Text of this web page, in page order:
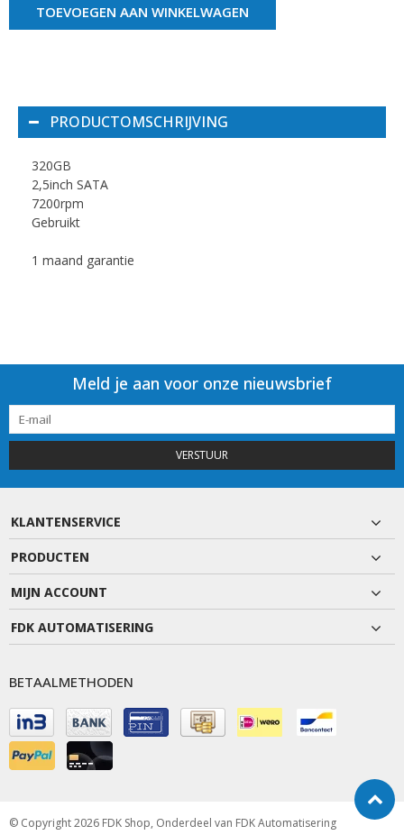
TOEVOEGEN AAN WINKELWAGEN
PRODUCTOMSCHRIJVING
320GB
2,5inch SATA
7200rpm
Gebruikt
1 maand garantie
Meld je aan voor onze nieuwsbrief
VERSTUUR
KLANTENSERVICE
PRODUCTEN
MIJN ACCOUNT
FDK AUTOMATISERING
BETAALMETHODEN
© Copyright 2026 FDK Shop, Onderdeel van FDK Automatisering